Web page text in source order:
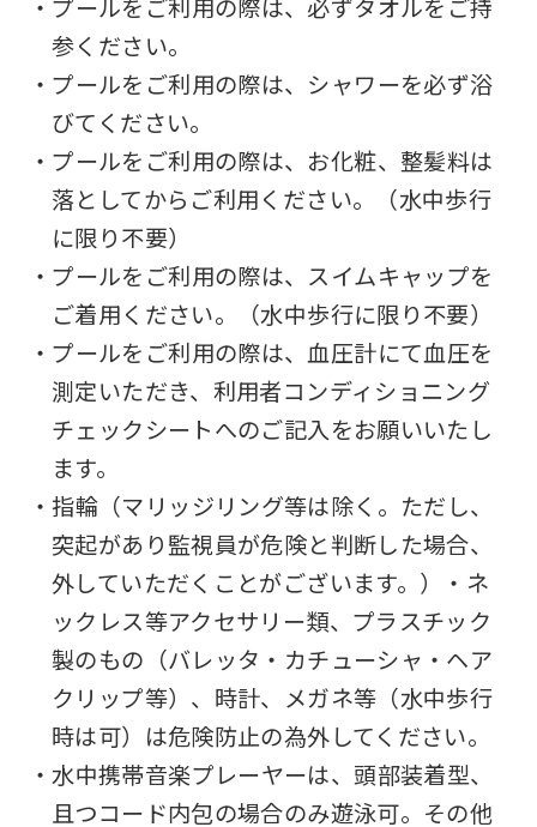
・プールをご利用の際は、必ずタオルをご持
参ください。
・プールをご利用の際は、シャワーを必ず浴
びてください。
・プールをご利用の際は、お化粧、整髪料は
落としてからご利用ください。（水中歩行
に限り不要）
・プールをご利用の際は、スイムキャップを
ご着用ください。（水中歩行に限り不要）
・プールをご利用の際は、血圧計にて血圧を
測定いただき、利用者コンディショニング
チェックシートへのご記入をお願いいたし
ます。
・指輪（マリッジリング等は除く。ただし、
突起があり監視員が危険と判断した場合、
外していただくことがございます。）・ネ
ックレス等アクセサリー類、プラスチック
製のもの（バレッタ・カチューシャ・ヘア
クリップ等）、時計、メガネ等（水中歩行
時は可）は危険防止の為外してください。
・水中携帯音楽プレーヤーは、頭部装着型、
且つコード内包の場合のみ遊泳可。その他